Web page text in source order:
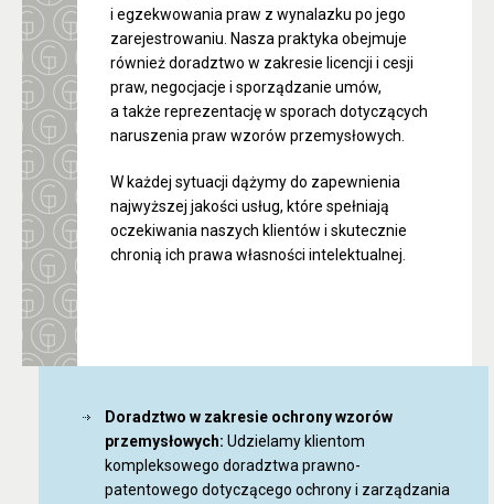
i egzekwowania praw z wynalazku po jego
zarejestrowaniu. Nasza praktyka obejmuje
również doradztwo w zakresie licencji i cesji
praw, negocjacje i sporządzanie umów,
a także reprezentację w sporach dotyczących
naruszenia praw wzorów przemysłowych.
W każdej sytuacji dążymy do zapewnienia
najwyższej jakości usług, które spełniają
oczekiwania naszych klientów i skutecznie
chronią ich prawa własności intelektualnej.
Doradztwo w zakresie ochrony wzorów
przemysłowych: Udzielamy klientom
kompleksowego doradztwa prawno-
patentowego dotyczącego ochrony i zarządzania